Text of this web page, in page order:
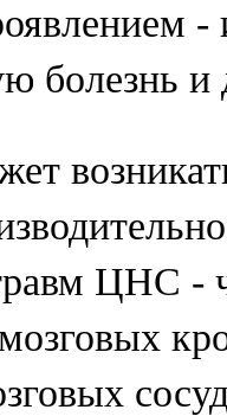
болезнь и
ЦНС -